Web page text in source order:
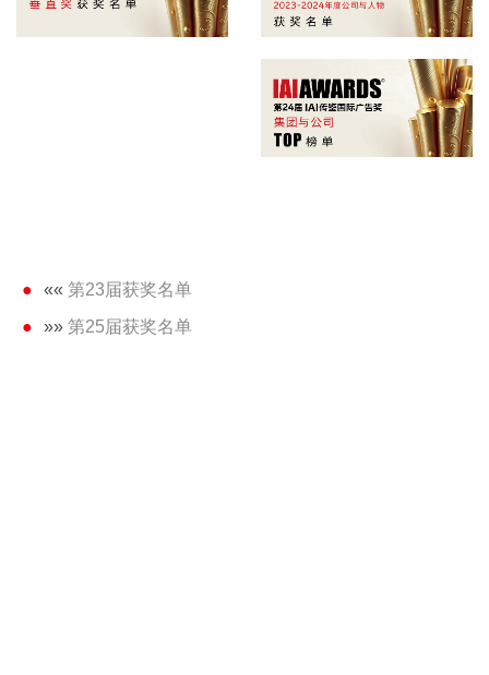
«« 第23届获奖名单
»» 第25届获奖名单